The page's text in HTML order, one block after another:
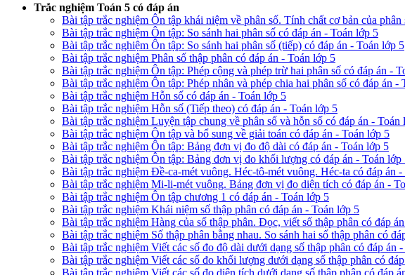
Trắc nghiệm Toán 5 có đáp án
Bài tập trắc nghiệm Ôn tập khái niệm về phân số. Tính chất cơ bản của
Bài tập trắc nghiệm Ôn tập: So sánh hai phân số có đáp án - Toán lớp 5
Bài tập trắc nghiệm Ôn tập: So sánh hai phân số (tiếp) có đáp án - Toán lớp 5
Bài tập trắc nghiệm Phân số thập phân có đáp án - Toán lớp 5
Bài tập trắc nghiệm Ôn tập: Phép cộng và phép trừ hai phân số có đáp án -
Bài tập trắc nghiệm Ôn tập: Phép nhân và phép chia hai phân số có đáp án -
Bài tập trắc nghiệm Hỗn số có đáp án - Toán lớp 5
Bài tập trắc nghiệm Hỗn số (Tiếp theo) có đáp án - Toán lớp 5
Bài tập trắc nghiệm Luyện tập chung về phân số và hỗn số có đáp án - Toán
Bài tập trắc nghiệm Ôn tập và bổ sung về giải toán có đáp án - Toán lớp 5
Bài tập trắc nghiệm Ôn tập: Bảng đơn vị đo độ dài có đáp án - Toán lớp 5
Bài tập trắc nghiệm Ôn tập: Bảng đơn vị đo khối lượng có đáp án - Toán lớp
Bài tập trắc nghiệm Đề-ca-mét vuông. Héc-tô-mét vuông. Héc-ta có đáp án
Bài tập trắc nghiệm Mi-li-mét vuông. Bảng đơn vị đo diện tích có đáp án -
Bài tập trắc nghiệm Ôn tập chương 1 có đáp án - Toán lớp 5
Bài tập trắc nghiệm Khái niệm số thập phân có đáp án - Toán lớp 5
Bài tập trắc nghiệm Hàng của số thập phân. Đọc, viết số thập phân có đáp
Bài tập trắc nghiệm Số thập phân bằng nhau. So sánh hai số thập phân có
Bài tập trắc nghiệm Viết các số đo độ dài dưới dạng số thập phân có đáp án
Bài tập trắc nghiệm Viết các số đo khối lượng dưới dạng số thập phân có
Bài tập trắc nghiệm Viết các số đo diện tích dưới dạng số thập phân có đáp